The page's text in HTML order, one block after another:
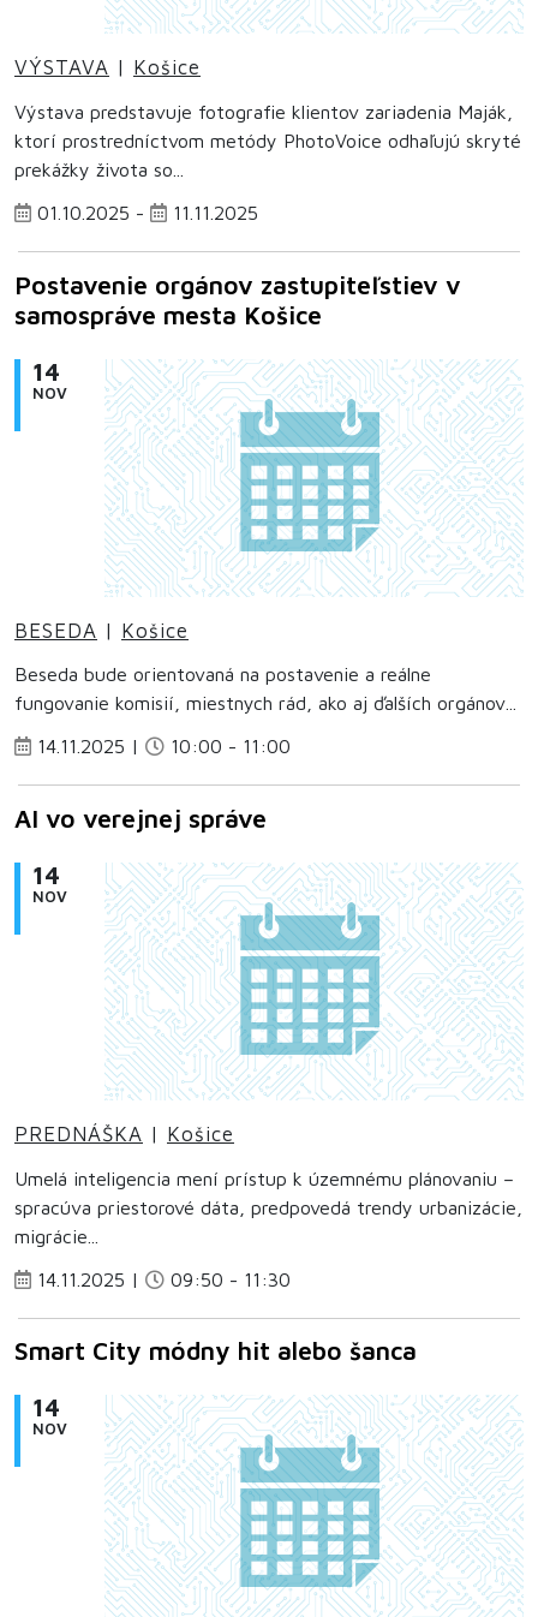
VÝSTAVA | Košice
Výstava predstavuje fotografie klientov zariadenia Maják,
ktorí prostredníctvom metódy PhotoVoice odhaľujú skryté
prekážky života so...
01.10.2025 -
11.11.2025
Postavenie orgánov zastupiteľstiev v
samospráve mesta Košice
14
NOV
BESEDA | Košice
Beseda bude orientovaná na postavenie a reálne
fungovanie komisií, miestnych rád, ako aj ďalších orgánov...
14.11.2025 |
10:00 - 11:00
AI vo verejnej správe
14
NOV
PREDNÁŠKA | Košice
Umelá inteligencia mení prístup k územnému plánovaniu –
spracúva priestorové dáta, predpovedá trendy urbanizácie,
migrácie...
14.11.2025 |
09:50 - 11:30
Smart City módny hit alebo šanca
14
NOV